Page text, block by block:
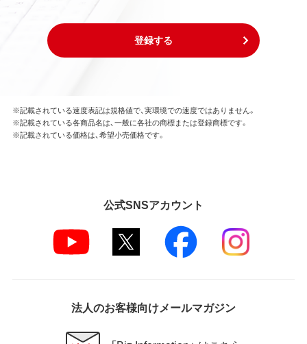
り、逆アセンブル、逆コンパイル、リバースエンジニア
リング、その他の修正を本ソフトウェアに加えること
はできません。
す。
第4条 保証
弊社は、データの消失、業務の中断、逸失利益、精神的
損害等を含め、本ソフトウェアの使用または使用不能
に起因する直接的、間接的、特別、偶発的、結果的、そ
第6条 輸出規制
登録する
※記載されている速度表記は規格値で、実環境での速度ではありません。
※記載されている各商品名は、一般に各社の商標または登録商標です。
※記載されている価格は、希望小売価格です。
公式SNSアカウント
法人のお客様向けメールマガジン